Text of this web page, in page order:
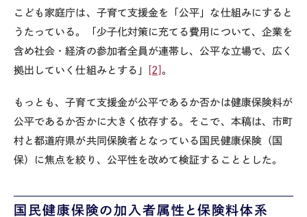
こども家庭庁は、子育て支援金を「公平」な仕組みにすると
うたっている。「少子化対策に充てる費用について、企業を
含め社会・経済の参加者全員が連帯し、公平な立場で、広く
拠出していく仕組みとする」
[2]。
もっとも、子育て支援金が公平であるか否かは健康保険料が
公平であるか否かに大きく依存する。そこで、本稿は、市町
村と都道府県が共同保険者となっている国民健康保険（国
保）に焦点を絞り、公平性を改めて検証することとした。
国民健康保険の加入者属性と保険料体系